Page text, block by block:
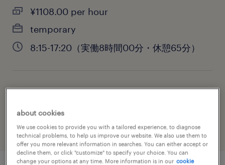
¥1108.00 per hour
temporary
8:15-17:20（実働8時間00分・休憩65分）
engineering
about cookies
We use cookies to provide you with a tailored experience, to diagnose
technical problems, to help us improve our website. We also use them to
offer you more relevant information in searches. You can either accept or
decline them, or click "customize" to specify your choice. You can
change your options at any time. More information is in our cookie